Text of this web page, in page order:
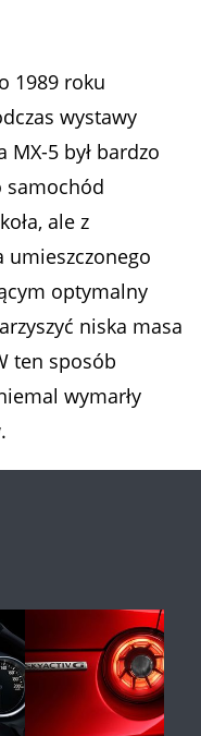
1989 roku
wystawy
MX-5 był bardzo
samochód
ale z
umieszczonego
optymalny
niska masa
ten sposób
wymarły